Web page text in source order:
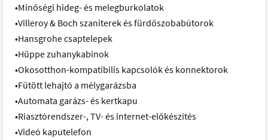
•Minőségi hideg- és melegburkolatok
•Villeroy & Boch szaniterek és fürdőszobabútorok
•Hansgrohe csaptelepek
•Hüppe zuhanykabinok
•Okosotthon-kompatibilis kapcsolók és konnektorok
•Fűtött lehajtó a mélygarázsba
•Automata garázs- és kertkapu
•Riasztórendszer-, TV- és internet-előkészítés
•Videó kaputelefon